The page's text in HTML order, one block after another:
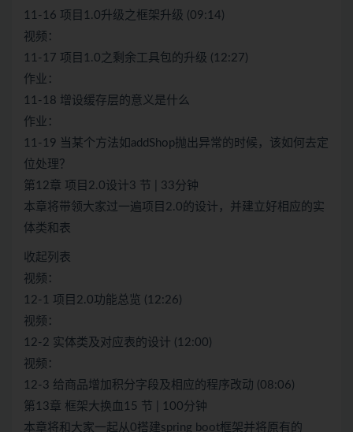
11-16 项目1.0升级之框架升级 (09:14)
视频：
11-17 项目1.0之剩余工具包的升级 (12:27)
作业：
11-18 增设缓存层的意义是什么
作业：
11-19 当某个方法如addShop抛出异常的时候，该如何去定
位处理？
第12章 项目2.0设计3 节 | 33分钟
本章将带领大家过一遍项目2.0的设计，并建立好相应的实
体类和表
收起列表
视频：
12-1 项目2.0功能总览 (12:26)
视频：
12-2 实体类及对应表的设计 (12:00)
视频：
12-3 给商品增加积分字段及相应的程序改动 (08:06)
第13章 框架大换血15 节 | 100分钟
本章将和大家一起从0搭建spring boot框架并将原有的